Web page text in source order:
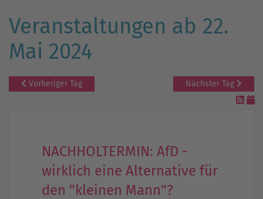
Veranstaltungen ab 22.
Mai 2024
Vorheriger Tag Nächster Tag
NACHHOLTERMIN: AfD -
wirklich eine Alternative für
den "kleinen Mann"?